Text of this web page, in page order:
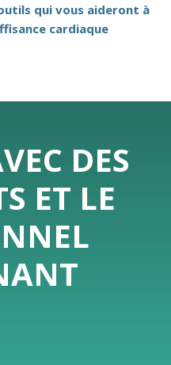
qui vous aideront à
cardiaque
DES
ET LE